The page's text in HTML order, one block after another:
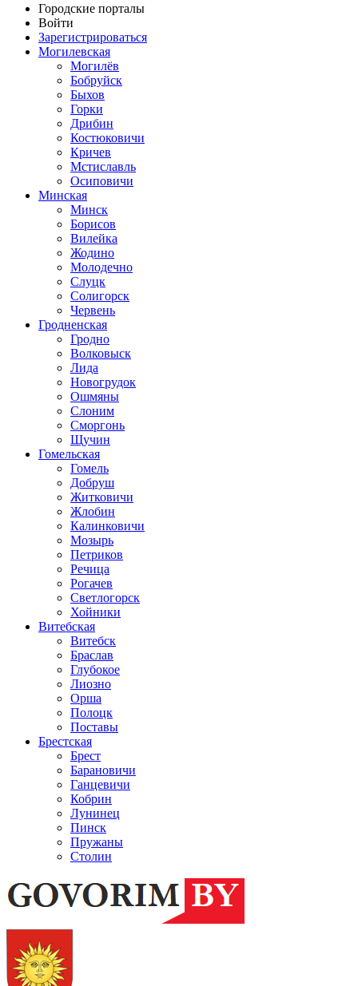
Городские порталы
Войти
Зарегистрироваться
Могилевская
Могилёв
Бобруйск
Быхов
Горки
Дрибин
Костюковичи
Кричев
Мстиславль
Осиповичи
Минская
Минск
Борисов
Вилейка
Жодино
Молодечно
Слуцк
Солигорск
Червень
Гродненская
Гродно
Волковыск
Лида
Новогрудок
Ошмяны
Слоним
Сморгонь
Щучин
Гомельская
Гомель
Добруш
Житковичи
Жлобин
Калинковичи
Мозырь
Петриков
Речица
Рогачев
Светлогорск
Хойники
Витебская
Витебск
Браслав
Глубокое
Лиозно
Орша
Полоцк
Поставы
Брестская
Брест
Барановичи
Ганцевичи
Кобрин
Лунинец
Пинск
Пружаны
Столин